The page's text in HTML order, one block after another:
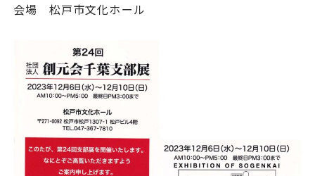
会場 松戸市文化ホール